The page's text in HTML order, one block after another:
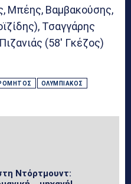
Μπέης, Βαμβακούσης,
Τσαγγάρης
(58′ Γκέζος)
ΟΛΥΜΠΙΑΚΌΣ
Ντόρτμουντ: